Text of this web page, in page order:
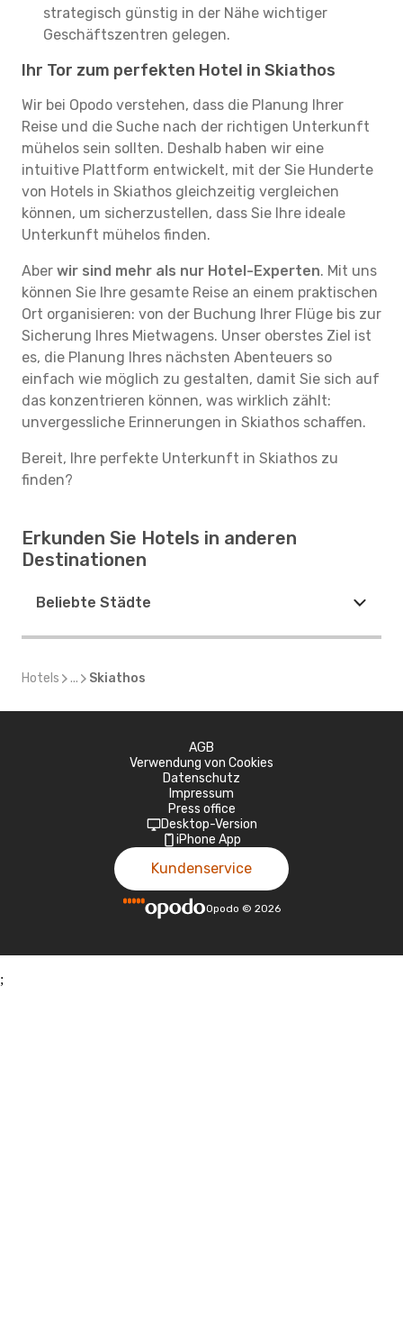
strategisch günstig in der Nähe wichtiger
Geschäftszentren gelegen.
Ihr Tor zum perfekten Hotel in Skiathos
Wir bei Opodo verstehen, dass die Planung Ihrer
Reise und die Suche nach der richtigen Unterkunft
mühelos sein sollten. Deshalb haben wir eine
intuitive Plattform entwickelt, mit der Sie Hunderte
von Hotels in Skiathos gleichzeitig vergleichen
können, um sicherzustellen, dass Sie Ihre ideale
Unterkunft mühelos finden.
Aber wir sind mehr als nur Hotel-Experten. Mit uns
können Sie Ihre gesamte Reise an einem praktischen
Ort organisieren: von der Buchung Ihrer Flüge bis zur
Sicherung Ihres Mietwagens. Unser oberstes Ziel ist
es, die Planung Ihres nächsten Abenteuers so
einfach wie möglich zu gestalten, damit Sie sich auf
das konzentrieren können, was wirklich zählt:
unvergessliche Erinnerungen in Skiathos schaffen.
Bereit, Ihre perfekte Unterkunft in Skiathos zu
finden?
Erkunden Sie Hotels in anderen
Destinationen
Beliebte Städte
Hotels ... Skiathos
AGB
Verwendung von Cookies
Datenschutz
Impressum
Press office
Desktop-Version
iPhone App
Kundenservice
Opodo © 2026
;